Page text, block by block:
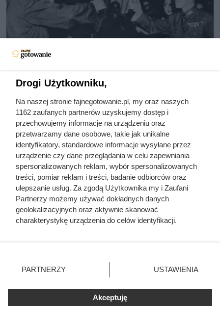
Doprowadził do śmierci większej
liczby ludzi niż Hitler i Stalin
razem wzięci. Mimo to czczą go
jako bohatera
Drogi Użytkowniku,
Na naszej stronie fajnegotowanie.pl, my oraz naszych
1162 zaufanych partnerów uzyskujemy dostęp i
przechowujemy informacje na urządzeniu oraz
przetwarzamy dane osobowe, takie jak unikalne
identyfikatory, standardowe informacje wysyłane przez
urządzenie czy dane przeglądania w celu zapewniania
spersonalizowanych reklam, wybór spersonalizowanych
treści, pomiar reklam i treści, badanie odbiorców oraz
ulepszanie usług. Za zgodą Użytkownika my i Zaufani
Partnerzy możemy używać dokładnych danych
geolokalizacyjnych oraz aktywnie skanować
charakterystykę urządzenia do celów identyfikacji.
zmienić/wycofać klikając przycisk ustawień prywatności
znajdujący się w lewym dolnym rogu strony
rodzaje przetwarzania danych nie wymagają zgody
użytkownika, ale masz prawo sprzeciwić się takiemu
przetwarzaniu. Preferencje będą miały zastosowania tylko
PARTNERZY USTAWIENIA
Akceptuję